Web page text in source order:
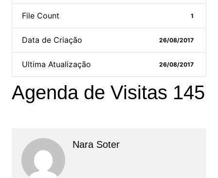
File Count 1
Data de Criação 26/08/2017
Ultima Atualização 26/08/2017
Agenda de Visitas 145
Nara Soter